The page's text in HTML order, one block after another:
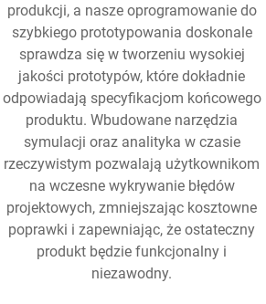
produkcji, a nasze oprogramowanie do
szybkiego prototypowania doskonale
sprawdza się w tworzeniu wysokiej
jakości prototypów, które dokładnie
odpowiadają specyfikacjom końcowego
produktu. Wbudowane narzędzia
symulacji oraz analityka w czasie
rzeczywistym pozwalają użytkownikom
na wczesne wykrywanie błędów
projektowych, zmniejszając kosztowne
poprawki i zapewniając, że ostateczny
produkt będzie funkcjonalny i
niezawodny.